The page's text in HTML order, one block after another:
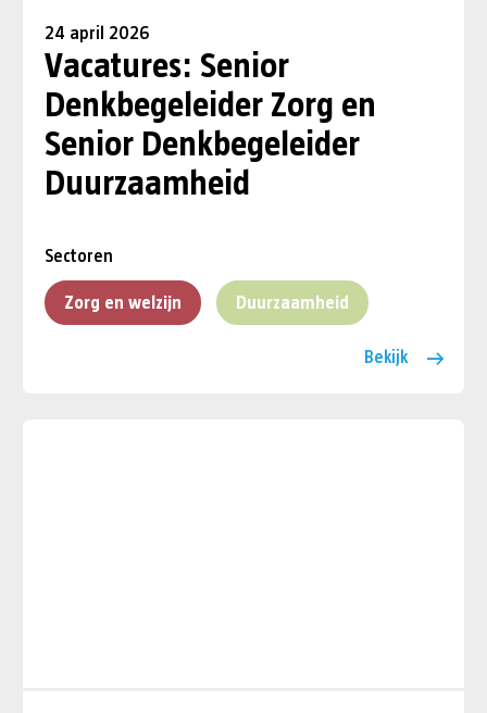
24 april 2026
Vacatures: Senior
Denkbegeleider Zorg en
Senior Denkbegeleider
Duurzaamheid
Sectoren
Zorg en welzijn Duurzaamheid
Bekijk